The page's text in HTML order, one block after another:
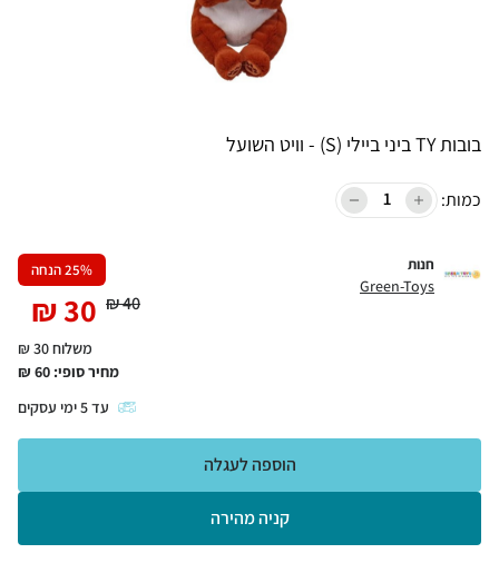
בובות TY ביני ביילי (S) - וויט השועל
כמות:
חנות
Green-Toys
25% הנחה
40
₪
30
₪
משלוח 30 ₪
מחיר סופי: 60
₪
עד5ימי עסקים
קניה מהירה
הוספה לעגלה